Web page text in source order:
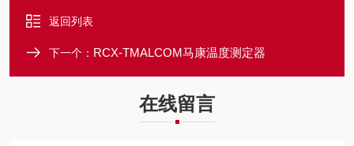
返回列表
下一个： RCX-TMALCOM马康温度测定器
在线留言